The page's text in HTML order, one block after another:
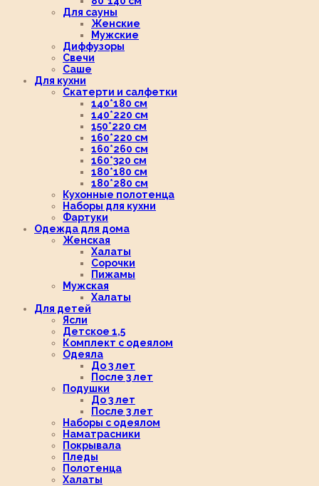
Для сауны
Женские
Мужские
Диффузоры
Свечи
Саше
Для кухни
Скатерти и салфетки
140*180 см
140*220 см
150*220 см
160*220 см
160*260 см
160*320 см
180*180 см
180*280 см
Кухонные полотенца
Наборы для кухни
Фартуки
Одежда для дома
Женская
Халаты
Сорочки
Пижамы
Мужская
Халаты
Для детей
Ясли
Детское 1,5
Комплект с одеялом
Одеяла
До 3 лет
После 3 лет
Подушки
До 3 лет
После 3 лет
Наборы с одеялом
Наматрасники
Покрывала
Пледы
Полотенца
Халаты